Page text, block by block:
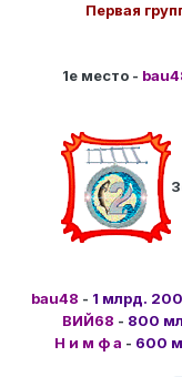
Первая
1е место -
bau48 - 1 млрд.
ВИЙ68 - 800
Н и м ф а - 600